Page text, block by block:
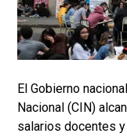
El Gobierno
Nacional (CIN)
salarios docentes